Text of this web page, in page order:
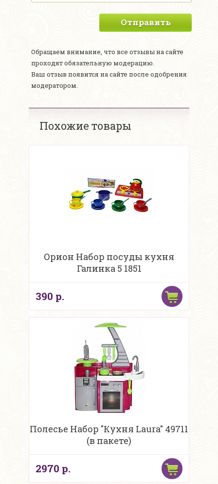
Отправить
Обращаем внимание, что все отзывы на сайте
проходят обязательную модерацию.
Ваш отзыв появится на сайте после одобрения
модератором.
Похожие товары
Орион Набор посуды кухня
Галинка 5 1851
390 р.
Полесье Набор "Кухня Laura" 49711
(в пакете)
2970 р.